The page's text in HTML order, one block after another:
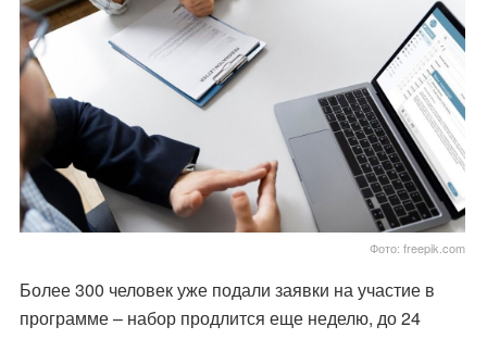
Фото: freepik.com
Более 300 человек уже подали заявки на участие в
программе – набор продлится еще неделю, до 24